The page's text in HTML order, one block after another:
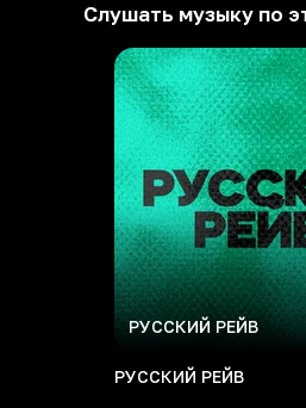
Слушать музыку по
РУССКИЙ РЕЙВ
РУССКИЙ РЕЙВ